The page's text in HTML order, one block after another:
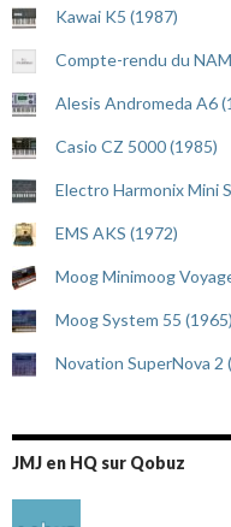
Kawai K5 (1987)
Compte-rendu du
Alesis Andromeda A6
Casio CZ 5000 (1985)
Electro Harmonix Mini
EMS AKS (1972)
Moog Minimoog
Moog System 55 (1965)
Novation SuperNova 2
JMJ en HQ sur Qobuz